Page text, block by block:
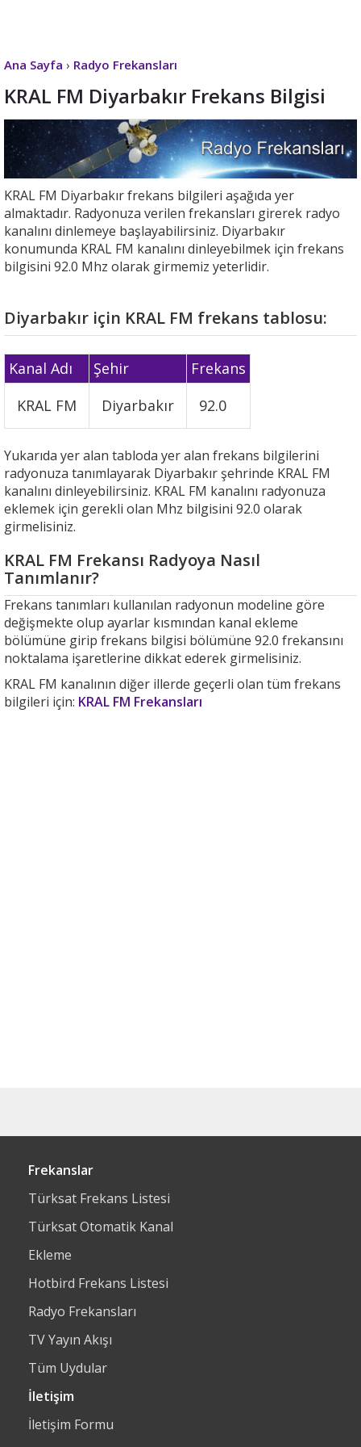
Ana Sayfa › Radyo Frekansları
KRAL FM Diyarbakır Frekans Bilgisi
KRAL FM Diyarbakır frekans bilgileri aşağıda yer
almaktadır. Radyonuza verilen frekansları girerek radyo
kanalını dinlemeye başlayabilirsiniz. Diyarbakır
konumunda KRAL FM kanalını dinleyebilmek için frekans
bilgisini 92.0 Mhz olarak girmemiz yeterlidir.
Diyarbakır için KRAL FM frekans tablosu:
Kanal Adı Şehir
Frekans
KRAL FM
Diyarbakır 92.0
Yukarıda yer alan tabloda yer alan frekans bilgilerini
radyonuza tanımlayarak Diyarbakır şehrinde KRAL FM
kanalını dinleyebilirsiniz. KRAL FM kanalını radyonuza
eklemek için gerekli olan Mhz bilgisini 92.0 olarak
girmelisiniz.
KRAL FM Frekansı Radyoya Nasıl
Tanımlanır?
Frekans tanımları kullanılan radyonun modeline göre
değişmekte olup ayarlar kısmından kanal ekleme
bölümüne girip frekans bilgisi bölümüne 92.0 frekansını
noktalama işaretlerine dikkat ederek girmelisiniz.
KRAL FM kanalının diğer illerde geçerli olan tüm frekans
bilgileri için: KRAL FM Frekansları
Frekanslar
Türksat Frekans Listesi
Türksat Otomatik Kanal
Ekleme
Hotbird Frekans Listesi
Radyo Frekansları
TV Yayın Akışı
Tüm Uydular
İletişim
İletişim Formu